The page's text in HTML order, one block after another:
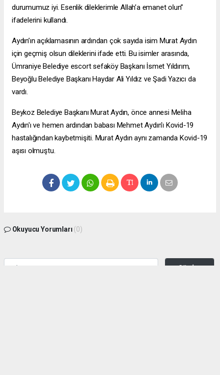
durumumuz iyi. Esenlik dileklerimle Allah’a emanet olun”
ifadelerini kullandı.
Aydın’ın açıklamasının ardından çok sayıda isim Murat Aydın
için geçmiş olsun dileklerini ifade etti. Bu isimler arasında,
Ümraniye Belediye escort sefaköyBaşkanı İsmet Yıldırım,
Beyoğlu Belediye Başkanı Haydar Ali Yıldız ve Şadi Yazıcı da
vardı.
Beykoz Belediye Başkanı Murat Aydın, önce annesi Meliha
Aydın'ı ve hemen ardından babası Mehmet Aydın'ı Kovid-19
hastalığından kaybetmişiti. Murat Aydın aynı zamanda Kovid-19
aşısı olmuştu.
Okuyucu Yorumları (0)
Gönder